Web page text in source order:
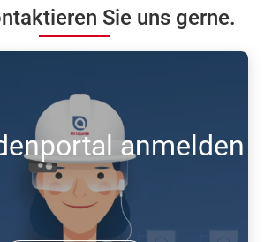
Sie uns gerne.
anmelden